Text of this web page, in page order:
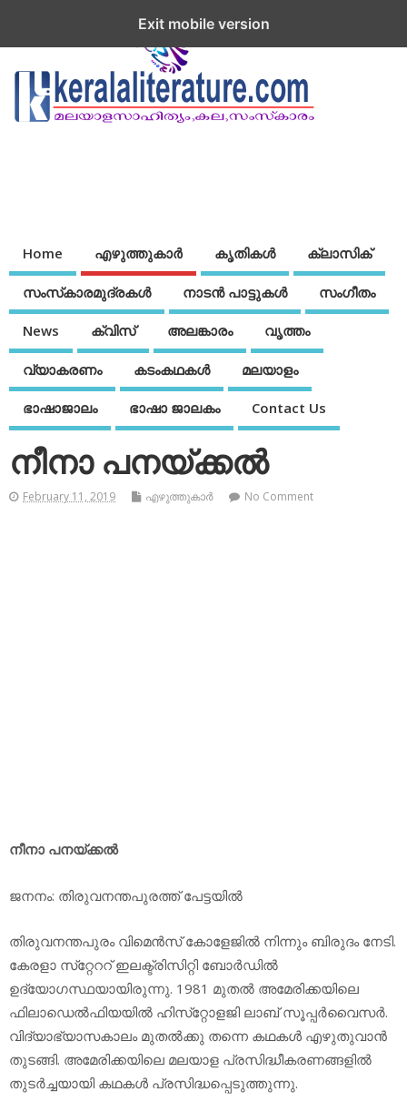
Home എഴുത്തുകാര്‍ കൃതികൾ ക്ലാസിക്
സംസ്‌കാരമുദ്രകള്‍ നാടന്‍ പാട്ടുകള്‍ സംഗീതം
News ക്വിസ് അലങ്കാരം വൃത്തം
വ്യാകരണം കടംകഥകള്‍ മലയാളം
ഭാഷാജാലം ഭാഷാ ജാലകം Contact Us
നീനാ പനയ്ക്കല്‍
February 11, 2019 എഴുത്തുകാര്‍ No Comment
നീനാ പനയ്ക്കല്‍
ജനനം: തിരുവനന്തപുരത്ത് പേട്ടയില്‍
തിരുവനന്തപുരം വിമെന്‍സ് കോളേജില്‍ നിന്നും ബിരുദം നേടി.
കേരളാ സ്‌റ്റേററ് ഇലക്ട്രിസിറ്റി ബോര്‍ഡില്‍
ഉദ്യോഗസ്ഥയായിരുന്നു. 1981 മുതല്‍ അമേരിക്കയിലെ
ഫിലാഡെല്‍ഫിയയില്‍ ഹിസ്‌റ്റോളജി ലാബ് സൂപ്പര്‍വൈസര്‍.
വിദ്യാഭ്യാസകാലം മുതല്‍ക്കു തന്നെ കഥകള്‍ എഴുതുവാന്‍
തുടങ്ങി. അമേരിക്കയിലെ മലയാള പ്രസിദ്ധീകരണങ്ങളില്‍
തുടര്‍ച്ചയായി കഥകള്‍ പ്രസിദ്ധപ്പെടുത്തുന്നു.
Exit mobile version